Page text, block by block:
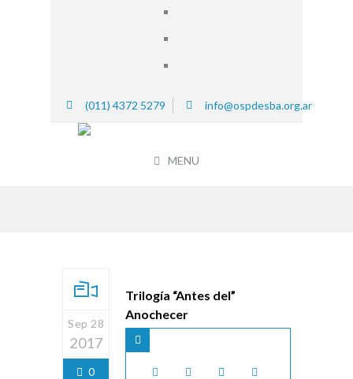
(011) 4372 5279 info@ospdesba.org.ar
MENU
Sep 28
2017
0
Trilogía “Antes del”
Anochecer